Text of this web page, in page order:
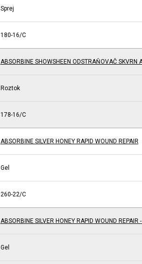
Sprej
180-16/C
ABSORBINE SHOWSHEEN ODSTRAŇOVAČ SKVRN
Roztok
178-16/C
ABSORBINE SILVER HONEY RAPID WOUND REPAIR
Gel
260-22/C
ABSORBINE SILVER HONEY RAPID WOUND REPAIR
Gel